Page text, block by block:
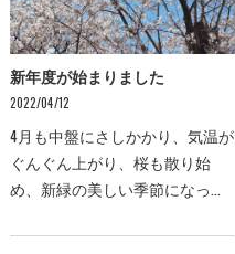
新年度が始まりました
2022/04/12
4月も中盤にさしかかり、気温が
ぐんぐん上がり、桜も散り始
め、新緑の美しい季節になって
える前に、エアコンの洗浄・入